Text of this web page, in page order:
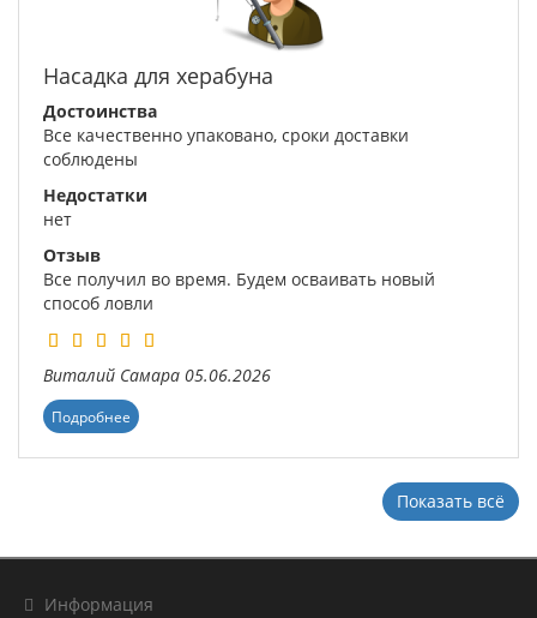
Насадка для херабуна
Достоинства
Все качественно упаковано, сроки доставки
соблюдены
Недостатки
нет
Отзыв
Все получил во время. Будем осваивать новый
способ ловли
Виталий Самара 05.06.2026
Подробнее
Показать всё
Информация